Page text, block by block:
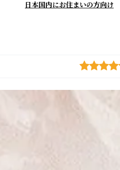
日本国内にお住まいの方向け